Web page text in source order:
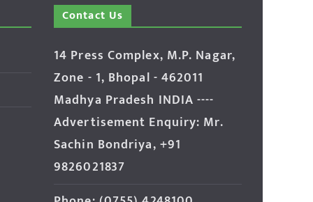
Contact Us
14 Press Complex, M.P. Nagar,
Zone - 1, Bhopal - 462011
Madhya Pradesh INDIA ----
Advertisement Enquiry: Mr.
Sachin Bondriya, +91
9826021837